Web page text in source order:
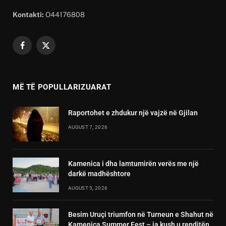
Kontakti: O44176808
Facebook
X
MË TË POPULLARIZUARAT
Raportohet e zhdukur një vajzë në Gjilan
AUGUST 7, 2026
Kamenica i dha lamtumirën verës me një
darkë madhështore
AUGUST 5, 2026
Besim Uruçi triumfon në Turneun e Shahut në
Kamenica Summer Fest – ja kush u renditën